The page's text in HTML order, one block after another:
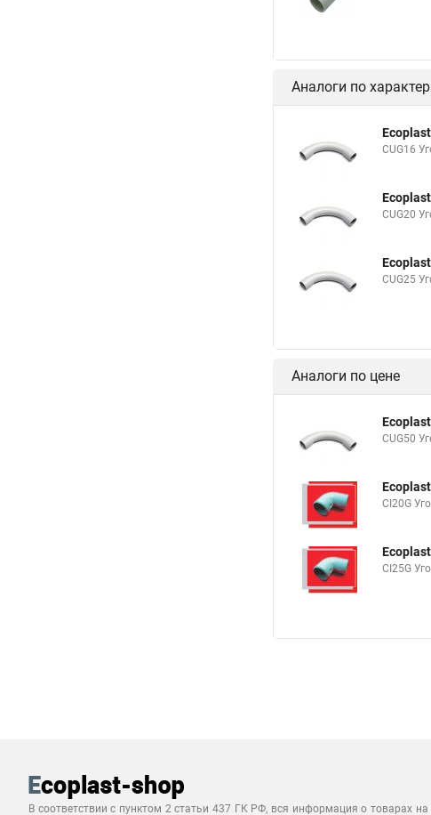
Аналоги по
CUG16
CUG20
CUG25
Аналоги по цене
CUG50
CI20G
CI25G
В соответствии с пунктом 2 статьи 437 ГК РФ, вся информация о товарах на